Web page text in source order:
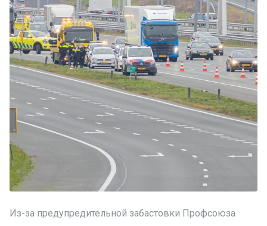
Из-за предупредительной забастовки Профсоюза